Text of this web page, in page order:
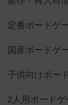
定番ボードゲ
国産ボードゲ
子供向けボー
2人用ボード